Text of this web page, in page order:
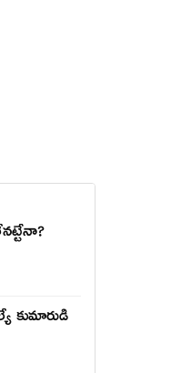
కుమారుడి